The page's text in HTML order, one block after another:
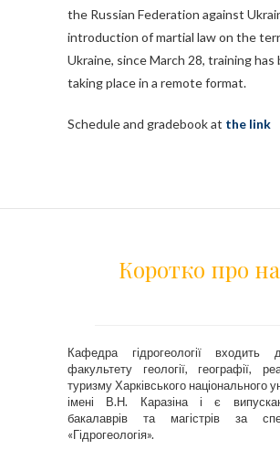
the Russian Federation against
introduction of martial law on the
Ukraine, since March 28, training has
taking place in a remote format.
Schedule and gradebook at the link
Коротко про
Кафедра гідрогеології входить
факультету геології, географії,
туризму Харківського національного
імені В.Н. Каразіна і є
бакалаврів та магістрів за
«Гідрогеологія».